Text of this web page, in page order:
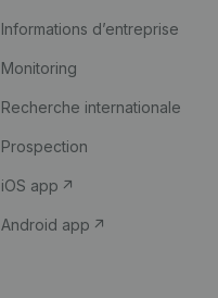
Informations d’entreprise
Monitoring
Recherche internationale
Prospection
iOS app
Android app